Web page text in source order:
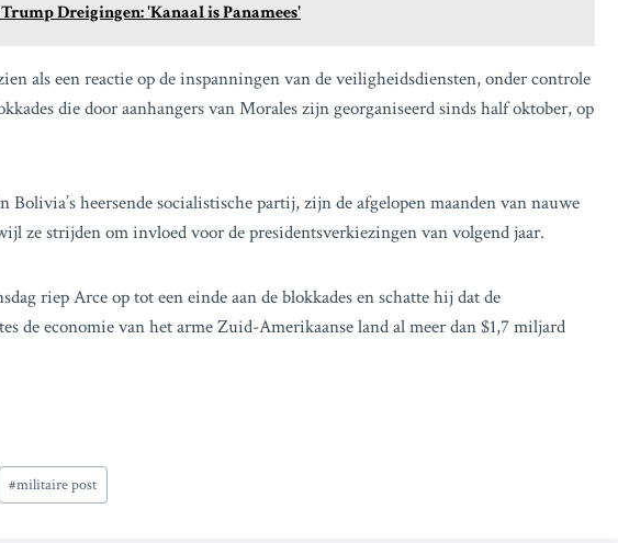
Dreigingen: 'Kanaal is Panamees'
als een reactie op de inspanningen van de veiligheidsdiensten, onder controle
die door aanhangers van Morales zijn georganiseerd sinds half oktober, op
heersende socialistische partij, zijn de afgelopen maanden van nauwe
ze strijden om invloed voor de presidentsverkiezingen van volgend jaar.
riep Arce op tot een einde aan de blokkades en schatte hij dat de
de economie van het arme Zuid-Amerikaanse land al meer dan $1,7 miljard
#militaire post